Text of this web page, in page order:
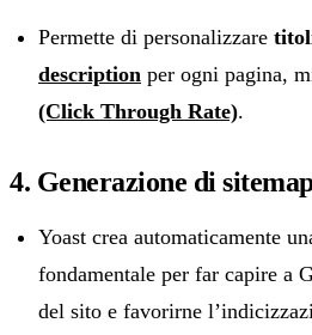
Permette di personalizzare
description per ogni pagina,
(Click Through Rate).
4. Generazione di
Yoast crea automaticamente
fondamentale per far capire a
del sito e favorirne